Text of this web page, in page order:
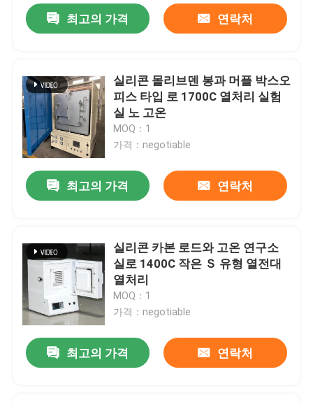
최고의 가격 연락처
실리콘 몰리브덴 봉과 머플 박스오
피스 타입 로 1700C 열처리 실험
실 노 고온
MOQ：1
가격：negotiable
최고의 가격 연락처
실리콘 카본 로드와 고온 연구소
실로 1400C 작은 Ｓ 유형 열전대
열처리
MOQ：1
가격：negotiable
최고의 가격 연락처